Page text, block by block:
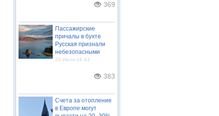
369
Пассажирские
причалы в бухте
Русская признали
небезопасными
28 Июля 18:43
383
Счета за отопление
в Европе могут